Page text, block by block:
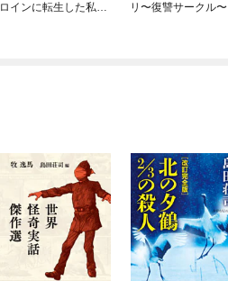
ロインに転生した私、
リ〜復讐サークル〜